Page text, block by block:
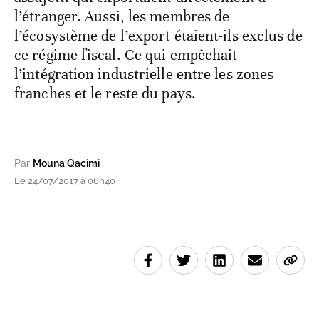
l’étranger. Aussi, les membres de
l’écosystème de l’export étaient-ils exclus de
ce régime fiscal. Ce qui empêchait
l’intégration industrielle entre les zones
franches et le reste du pays.
Par Mouna Qacimi
Le 24/07/2017 à 06h40